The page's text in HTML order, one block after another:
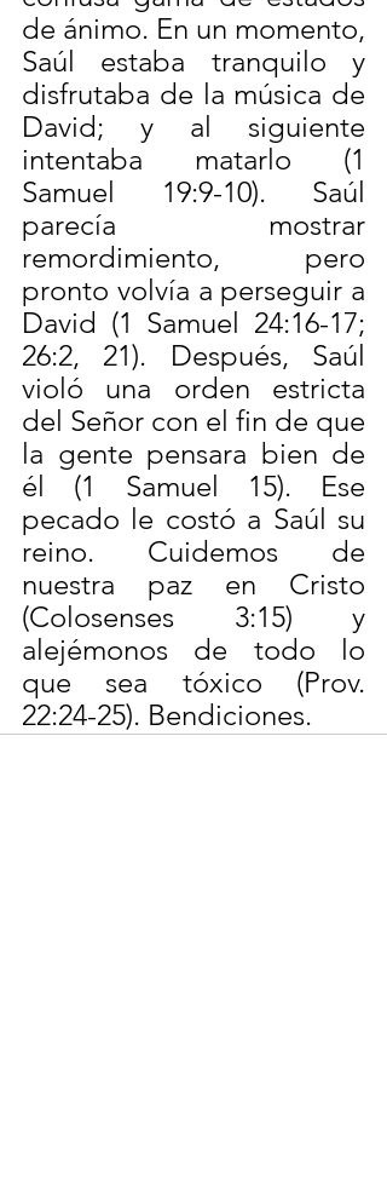
de ánimo. En un momento,
Saúl estaba tranquilo y
disfrutaba de la música de
David; y al siguiente
intentaba matarlo (1
Samuel 19:9-10). Saúl
parecía mostrar
remordimiento, pero
pronto volvía a perseguir a
David (1 Samuel 24:16-17;
26:2, 21). Después, Saúl
violó una orden estricta
del Señor con el fin de que
la gente pensara bien de
él (1 Samuel 15). Ese
pecado le costó a Saúl su
reino. Cuidemos de
nuestra paz en Cristo
(Colosenses 3:15) y
alejémonos de todo lo
que sea tóxico (Prov.
22:24-25). Bendiciones.